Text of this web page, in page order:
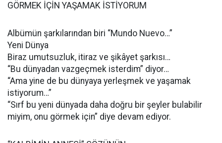
GÖRMEK İÇİN YAŞAMAK İSTİYORUM
Albümün şarkılarından biri “Mundo Nuevo…”
Yeni Dünya
Biraz umutsuzluk, itiraz ve şikâyet şarkısı…
“Bu dünyadan vazgeçmek isterdim” diyor…
“Ama yine de bu dünyaya yerleşmek ve yaşamak
istiyorum…”
“Sırf bu yeni dünyada daha doğru bir şeyler bulabilir
miyim, onu görmek için” diye devam ediyor.